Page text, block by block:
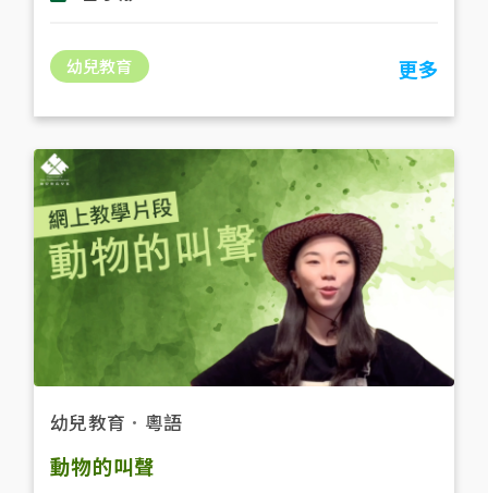
幼兒教育 更多
幼兒教育 ． 粵語
動物的叫聲